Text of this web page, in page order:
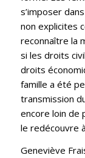
s’imposer
non explicites
reconnaître la
si les droits
droits
famille a été
transmission
encore loin de
le redécouvre
Geneviève